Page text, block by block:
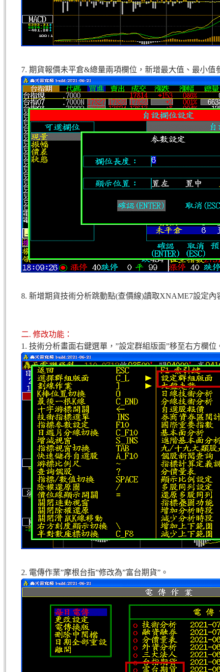
7. 期貨報價未平倉&總量兩項欄位，新增最大值、最小值
8. 新增期貨技術分析跳動點(查價線)讀取XNAME7設定
二. 修改功能：
1. 技術分析畫面右鍵選單，”設定群組版面”移至右方欄位
2. 電傳作業”摩根台指”修改為”富台期貨”。